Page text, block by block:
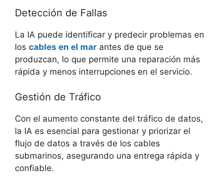
Detección de Fallas
La IA puede identificar y predecir problemas en
los cables en el mar antes de que se
produzcan, lo que permite una reparación más
rápida y menos interrupciones en el servicio.
Gestión de Tráfico
Con el aumento constante del tráfico de datos,
la IA es esencial para gestionar y priorizar el
flujo de datos a través de los cables
submarinos, asegurando una entrega rápida y
confiable.